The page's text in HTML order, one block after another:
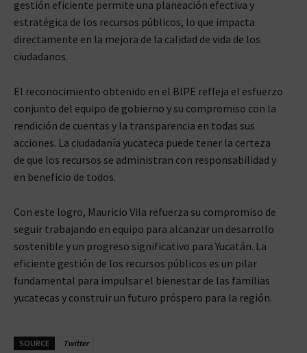
gestión eficiente permite una planeación efectiva y
estratégica de los recursos públicos, lo que impacta
directamente en la mejora de la calidad de vida de los
ciudadanos.
El reconocimiento obtenido en el BIPE refleja el esfuerzo
conjunto del equipo de gobierno y su compromiso con la
rendición de cuentas y la transparencia en todas sus
acciones. La ciudadanía yucateca puede tener la certeza
de que los recursos se administran con responsabilidad y
en beneficio de todos.
Con este logro, Mauricio Vila refuerza su compromiso de
seguir trabajando en equipo para alcanzar un desarrollo
sostenible y un progreso significativo para Yucatán. La
eficiente gestión de los recursos públicos es un pilar
fundamental para impulsar el bienestar de las familias
yucatecas y construir un futuro próspero para la región.
SOURCE
Twitter